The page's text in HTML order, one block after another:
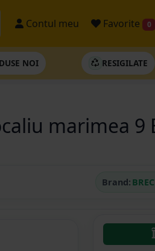
Contul meu Favorite 0
NOI RESIGILATE
marimea 9
Brand: